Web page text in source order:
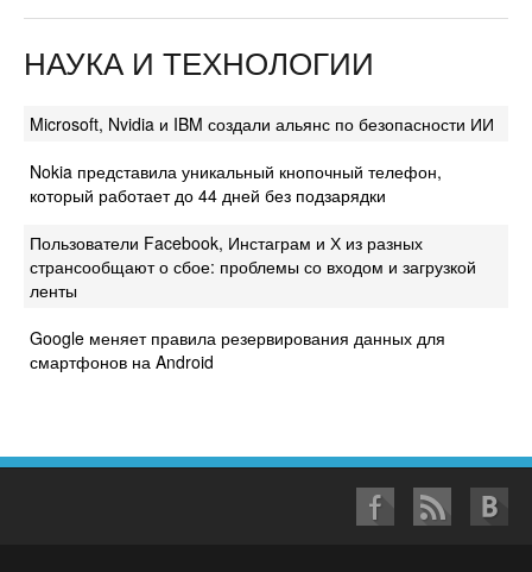
НАУКА И ТЕХНОЛОГИИ
Microsoft, Nvidia и IBM создали альянс по безопасности ИИ
Nokia представила уникальный кнопочный телефон,
который работает до 44 дней без подзарядки
Пользователи Facebook, Инстаграм и Х из разных
странсообщают о сбое: проблемы со входом и загрузкой
ленты
Google меняет правила резервирования данных для
смартфонов на Android